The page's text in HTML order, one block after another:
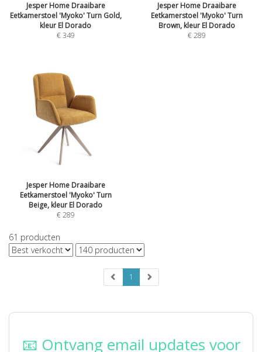
Jesper Home Draaibare
Eetkamerstoel 'Myoko' Turn Gold,
kleur El Dorado
€349
Jesper Home Draaibare
Eetkamerstoel 'Myoko' Turn
Brown, kleur El Dorado
€289
Jesper Home Draaibare
Eetkamerstoel 'Myoko' Turn
Beige, kleur El Dorado
€289
61 producten
1
📧 Ontvang email updates voor